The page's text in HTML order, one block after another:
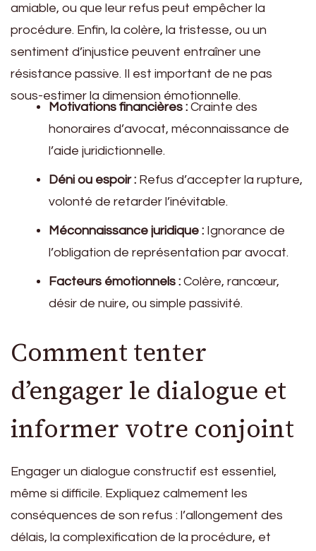
amiable, ou que leur refus peut empêcher la
procédure. Enfin, la colère, la tristesse, ou un
sentiment d’injustice peuvent entraîner une
résistance passive. Il est important de ne pas
sous-estimer la dimension émotionnelle.
Motivations financières : Crainte des
honoraires d’avocat, méconnaissance de
l’aide juridictionnelle.
Déni ou espoir : Refus d’accepter la rupture,
volonté de retarder l’inévitable.
Méconnaissance juridique : Ignorance de
l’obligation de représentation par avocat.
Facteurs émotionnels : Colère, rancœur,
désir de nuire, ou simple passivité.
Comment tenter
d’engager le dialogue et
informer votre conjoint
Engager un dialogue constructif est essentiel,
même si difficile. Expliquez calmement les
conséquences de son refus : l’allongement des
délais, la complexification de la procédure, et